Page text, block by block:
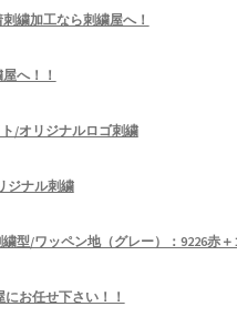
繍加工なら刺繍屋へ！
へ！！
ト/オリジナルロゴ刺繍
ジナル刺繍
型/ワッペン地（グレー）：9226赤＋
お任せ下さい！！